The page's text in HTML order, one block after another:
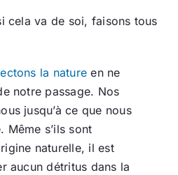
cela va de soi, faisons tous
la nature en ne
notre passage. Nos
jusqu’à ce que nous
Même s’ils sont
naturelle, il est
aucun détritus dans la